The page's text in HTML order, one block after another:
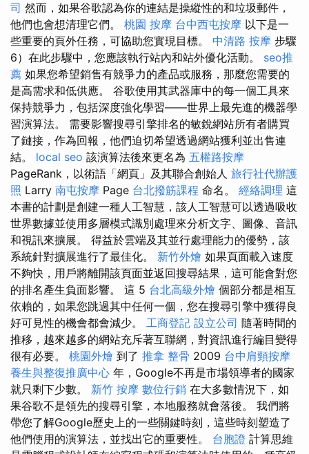
司 然而，如果谷歌認為你的連結是操縱性的和垃圾郵件，
他們也會想清理它們。 桃園 按摩 台中西屯按摩 以下是一
些重要的頁外任務，可協助您實現目標。 中清路 按摩 步驟
6）在此步驟中，您應該執行站內和站外優化活動。 seo推
薦 如果您希望銷售有競爭力的產品或服務，那麼您需要的
是高需求和低供應。 谷歌使用其武器庫中的每一個工具來
保持競爭力，包括深度強化學習——世界上最先進的機器學
習演算法。 需要影響搜尋引擎排名的敏銳網站所有者購買
了鏈接，作為回報，他們迫切希望透過網站獲利並出售連
結。 local seo 該演算法後來更名為 五權路按摩
PageRank，以術語「網頁」及其聯合創始人 旅行社代辦護
照 Larry 南屯按摩 Page 台北撥筋課程 命名。 經絡調理 這
本書的計劃是創建一種人工智慧，該人工智慧可以透過吸收
世界數據並使用多層模式識別處理來分析文字、圖像、音訊
和視訊來擴展。 得益於雲端及其並行處理能力的優勢，該
系統針對擴展進行了最佳化。 新竹外燴 如果頁面載入速度
不夠快，用戶將離開該頁面並返回搜尋結果，這可能會對您
的排名產生負面影響。 這 5 台北高級外燴 個部分都是相互
依賴的，如果您跳過其中任何一個，您在搜尋引擎中獲得良
好可見性的機會都會減少。 工商登記 設立公司 隨著時間的
推移，越來越多的網站充斥著互聯網，對資訊進行編目變得
很有必要。 桃園外燴 到了 推拿 整骨 2009 台中肩頸按摩
養生與整復推廣中心 年，Google不再是市場領導者的國家
就只剩下少數。 新竹 按摩 數位行銷 在大多數情況下，如
果谷歌不是領先的搜尋引擎，本地服務就會落後。 我們將
帶您了解Google歷史上的一些關鍵時刻，這些時刻塑造了
他們使用的演算法，並找出它的重要性。 台胞證 計算思維